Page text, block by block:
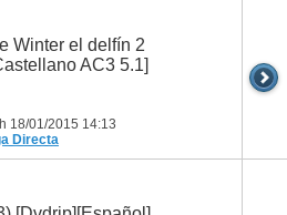
Winter el delfín 2
AC3 5.1]
18/01/2015 14:13
Directa